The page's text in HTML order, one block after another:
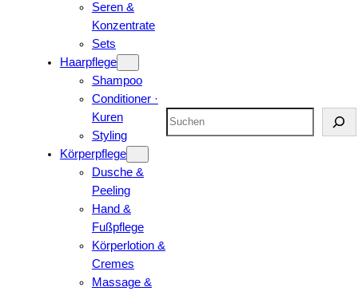
Seren &
Konzentrate
Sets
Haarpflege
Shampoo
Conditioner ·
Kuren
Styling
Körperpflege
Dusche &
Peeling
Hand &
Fußpflege
Körperlotion &
Cremes
Massage &
Suchen